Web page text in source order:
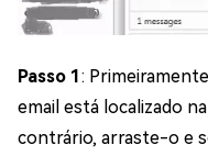
Passo 1 :
email está localizado
contrário, arraste-o e